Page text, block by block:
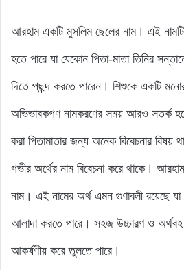
আরহাম একটি মুসলিম ছেলের নাম। এই
হতে পারে যা যেকোন পিতা-মাতা তিনির
দিতে পছন্দ করতে পারেন। শিশুকে একটি
অভিভাবকগণ নামকরণের সময় আরও সতর্ক
করা পিতামাতার জন্য অনেক বিবেচনার বিষয়
গভীর অর্থের নাম বিবেচনা করে থাকে।
নাম। এই নামের অর্থ এমন গুণাবলী রয়েছে
আলাদা করতে পারে। সহজ উচ্চারণ ও
আকর্ষণীয় করে তুলতে পারে।